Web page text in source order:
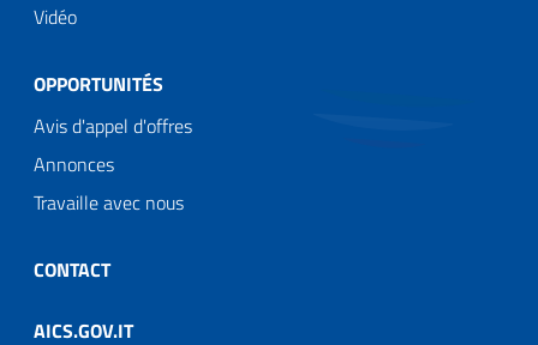
Vidéo
OPPORTUNITÉS
Avis d'appel d'offres
Annonces
Travaille avec nous
CONTACT
AICS.GOV.IT